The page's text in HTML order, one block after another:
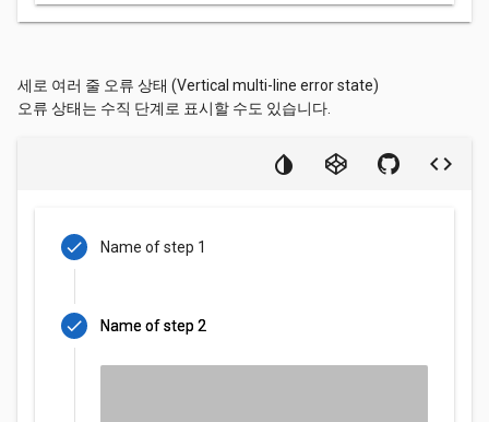
세로 여러 줄 오류 상태 (Vertical multi-line error state)
오류 상태는 수직 단계로 표시할 수도 있습니다.
check Name of step 1
check Name of step 2